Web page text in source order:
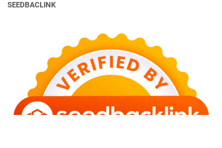
SEEDBACLINK